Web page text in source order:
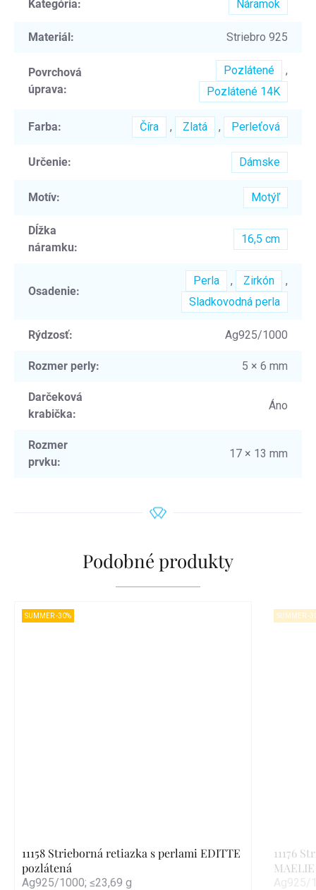
Kategória: Náramok
Materiál: Striebro 925
Povrchová
úprava:
Pozlátené
,
Pozlátené 14K
Farba: Číra , Zlatá , Perleťová
Určenie: Dámske
Motív: Motýľ
Dĺžka
náramku:
16,5 cm
Osadenie:
Perla , Zirkón
,
Sladkovodná perla
Rýdzosť: Ag925/1000
Rozmer perly: 5 × 6 mm
Darčeková
krabička:
Áno
Rozmer
prvku:
17 × 13 mm
Podobné produkty
SUMMER -30%
11158 Strieborná retiazka s perlami EDITTE
pozlátená
Ag925/1000; ≤23,69 g
SUMMER -
11176